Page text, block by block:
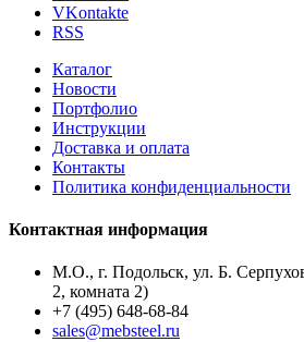
VKontakte
RSS
Каталог
Новости
Портфолио
Инструкции
Доставка и оплата
Контакты
Политика конфиденциальности
Контактная информация
М.О., г. Подольск, ул. Б.
2, комната 2)
+7 (495) 648-68-84
sales@mebsteel.ru